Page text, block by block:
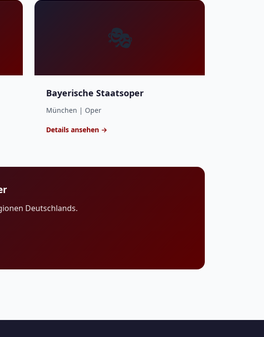
🎭
Bayerische Staatsoper
München | Oper
Details ansehen →
Deutschlands.